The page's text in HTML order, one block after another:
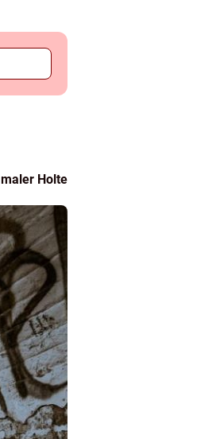
maler Holte